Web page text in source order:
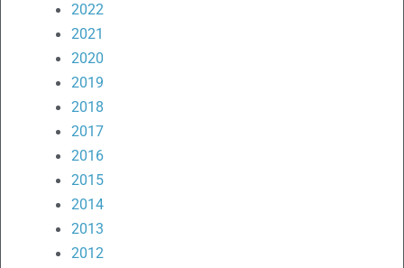
2022
2021
2020
2019
2018
2017
2016
2015
2014
2013
2012